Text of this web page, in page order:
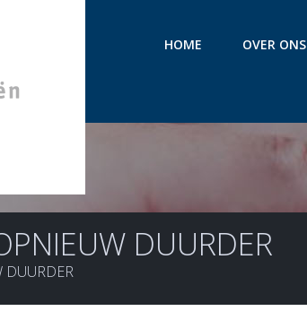
HOME OVER ONS
DUURDER
DUURDER